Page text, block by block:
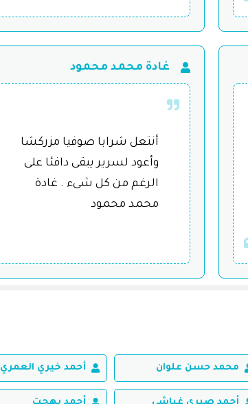
غادة محمد محمود
أنتعل شرابا صوفيا مزركشا
وأعود لسرير يبقى دافئا على
الرغم من كل شىء . غادة
محمد محمود
محمد حسن علوان أحمد خيري العمري